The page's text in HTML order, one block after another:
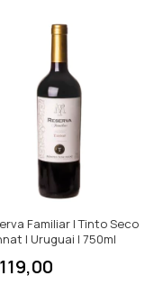
Familiar | Tinto Seco
| Uruguai | 750ml